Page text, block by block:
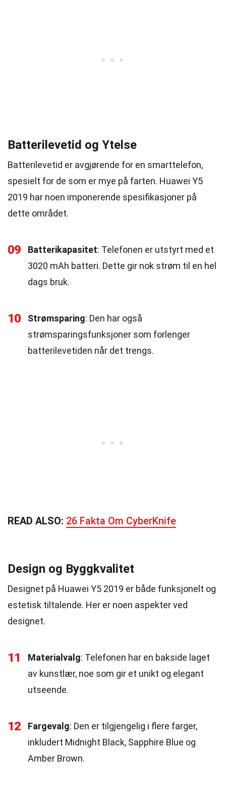
Batterilevetid og Ytelse
Batterilevetid er avgjørende for en smarttelefon,
spesielt for de som er mye på farten. Huawei Y5
2019 har noen imponerende spesifikasjoner på
dette området.
09 Batterikapasitet: Telefonen er utstyrt med et
3020 mAh batteri. Dette gir nok strøm til en hel
dags bruk.
10 Strømsparing: Den har også
strømsparingsfunksjoner som forlenger
batterilevetiden når det trengs.
READ ALSO: 26 Fakta Om CyberKnife
Design og Byggkvalitet
Designet på Huawei Y5 2019 er både funksjonelt og
estetisk tiltalende. Her er noen aspekter ved
designet.
11 Materialvalg: Telefonen har en bakside laget
av kunstlær, noe som gir et unikt og elegant
utseende.
12 Fargevalg: Den er tilgjengelig i flere farger,
inkludert Midnight Black, Sapphire Blue og
Amber Brown.